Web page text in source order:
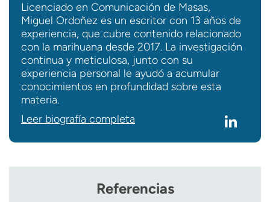
Licenciado en Comunicación de Masas,
Miguel Ordoñez es un escritor con 13 años de
experiencia, que cubre contenido relacionado
con la marihuana desde 2017. La investigación
continua y meticulosa, junto con su
experiencia personal le ayudó a acumular
conocimientos en profundidad sobre esta
materia.
Leer biografía completa
Referencias